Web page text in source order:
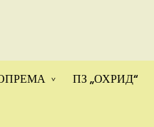
ПЗ „ОХРИД“